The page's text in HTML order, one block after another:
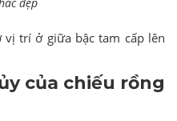
trí ở giữa bậc tam cấp lên
của chiếu rồng